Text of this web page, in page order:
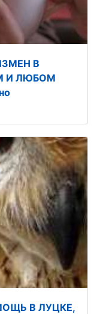
В
И ЛЮБОМ
В ЛУЦКЕ,